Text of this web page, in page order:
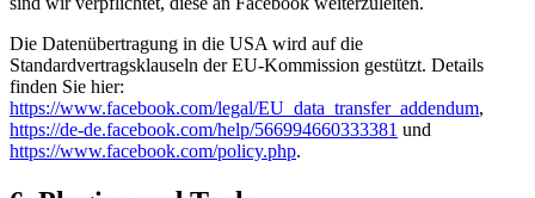
Die Datenübertragung in die USA wird auf die
Standardvertragsklauseln der EU-Kommission gestützt. Details
finden Sie hier:
https://www.facebook.com/legal/EU_data_transfer_addendum,
https://de-de.facebook.com/help/566994660333381 und
https://www.facebook.com/policy.php.